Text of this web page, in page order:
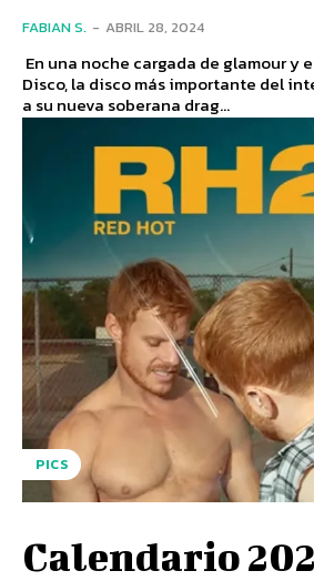
FABIAN S. - ABRIL 28, 2024
En una noche cargada de glamour y
Disco, la disco más importante del
a su nueva soberana drag...
PICS
Calendario